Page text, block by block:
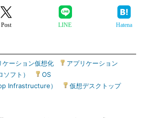
Post LINE Hatena
ケーション仮想化 アプリケーション
フト）
OS
Infrastructure）
仮想デスクトップ|